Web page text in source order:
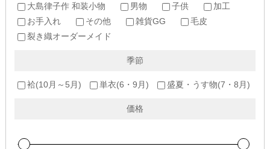
大島律子作 和装小物
男物 子供
加工
お手入れ
その他 雑貨GG
毛皮
裂き織オーダーメイド
季節
袷(10月～5月) 単衣(6・9月) 盛夏・うす物(7・8月)
価格